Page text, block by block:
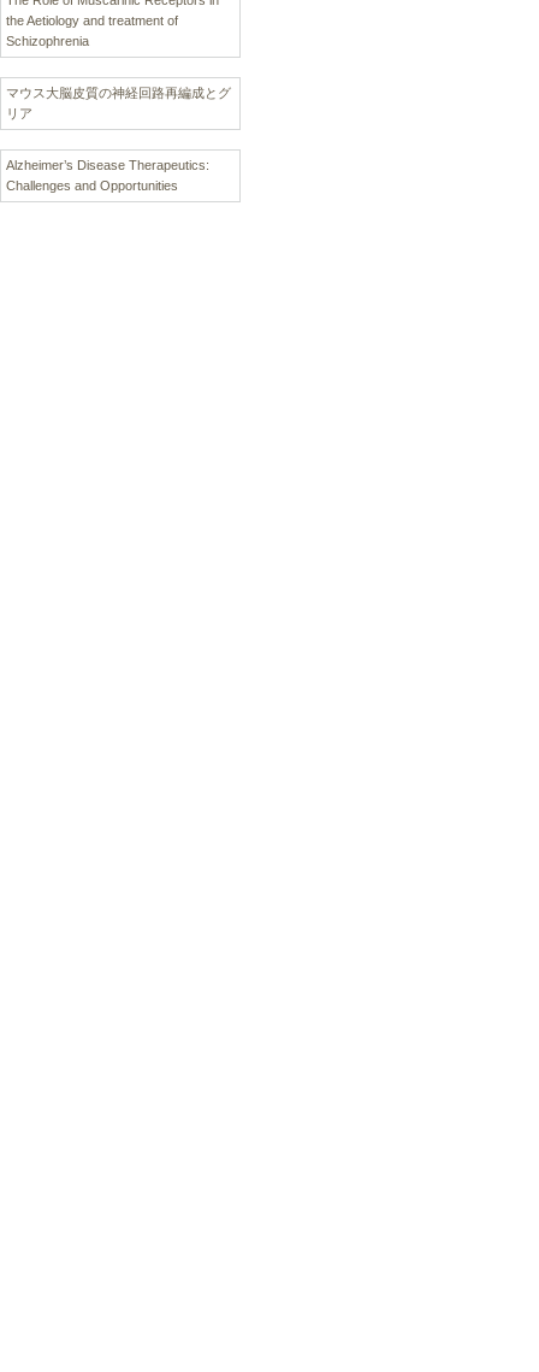
the Aetiology and treatment of
Schizophrenia
マウス大脳皮質の神経回路再編成とグ
リア
Alzheimer’s Disease Therapeutics:
Challenges and Opportunities